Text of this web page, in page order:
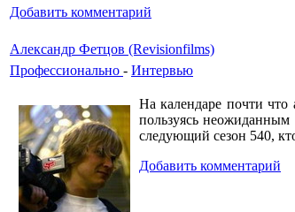
Добавить комментарий
Александр Фетцов (Revisionfilms)
Профессионально - Интервью
На календаре почти что
пользуясь неожиданным
следующий сезон 540,
Добавить комментарий